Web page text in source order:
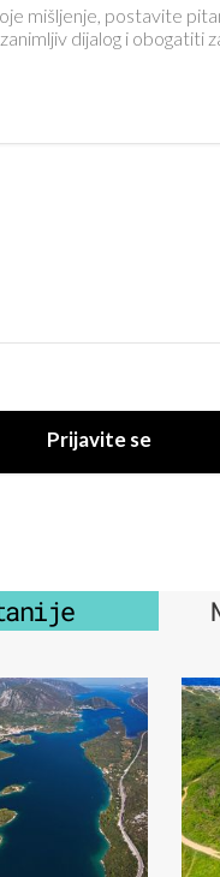
mišljenje, postavite
dijalog i obogatiti
Prijavite se